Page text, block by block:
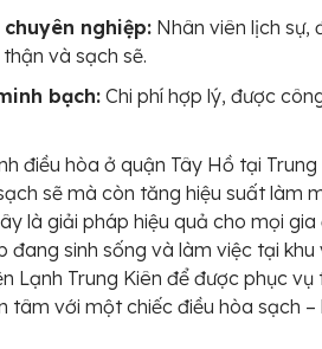
nghiệp: Nhân viên lịch sự,
và sạch sẽ.
bạch:Chi phí hợp lý, được
điều hòa ở quận Tây Hồ tại
sẽ mà còn tăng hiệu suất làm
là giải pháp hiệu quả cho mọi gia
đang sinh sống và làm việc tại khu
Lạnh Trung Kiên để được phục vụ
tâm với một chiếc điều hòa sạch –